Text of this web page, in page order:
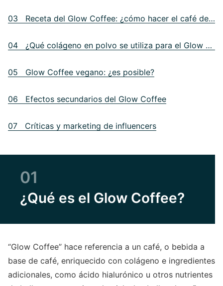
03 Receta del Glow Coffee: ¿cómo hacer el café del resplandor?
04 ¿Qué colágeno en polvo se utiliza para el Glow Coffee?
05 Glow Coffee vegano: ¿es posible?
06 Efectos secundarios del Glow Coffee
07 Críticas y marketing de influencers
01
¿Qué es el Glow Coffee?
“Glow Coffee” hace referencia a un café, o bebida a
base de café, enriquecido con colágeno e ingredientes
adicionales, como ácido hialurónico u otros nutrientes